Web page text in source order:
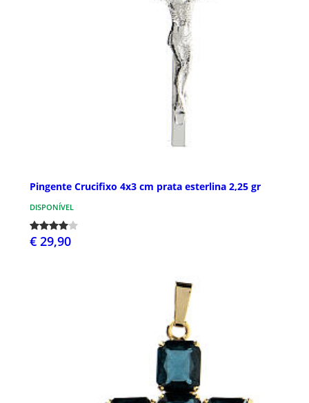
Pingente Crucifixo 4x3 cm prata esterlina 2,25 gr
DISPONÍVEL
€ 29,90